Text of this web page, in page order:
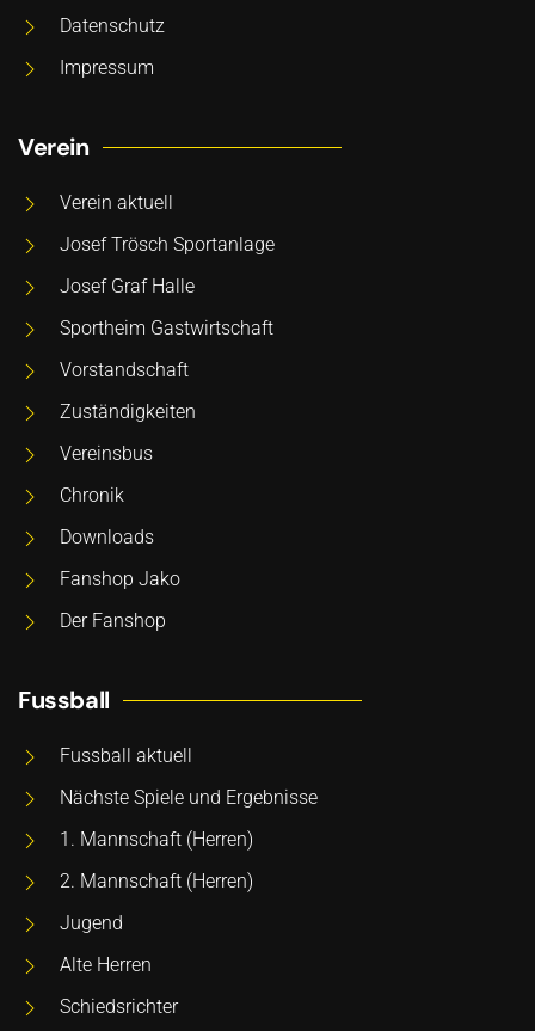
Datenschutz
Impressum
Verein
Verein aktuell
Josef Trösch Sportanlage
Josef Graf Halle
Sportheim Gastwirtschaft
Vorstandschaft
Zuständigkeiten
Vereinsbus
Chronik
Downloads
Fanshop Jako
Der Fanshop
Fussball
Fussball aktuell
Nächste Spiele und Ergebnisse
1. Mannschaft (Herren)
2. Mannschaft (Herren)
Jugend
Alte Herren
Schiedsrichter